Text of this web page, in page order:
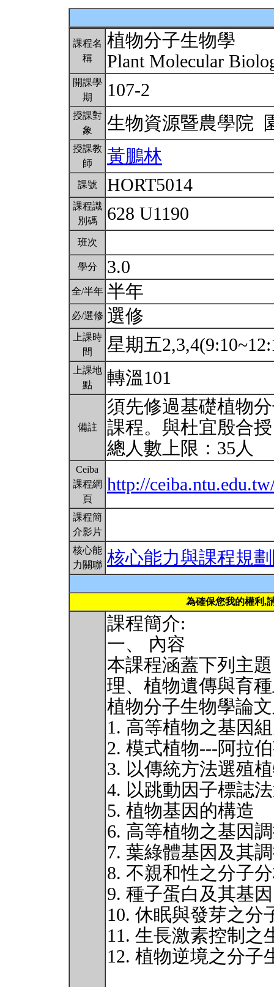
課程名
稱
植物分子生物學
Plant Molecular
開課學
期
107-2
授課對
象
生物資源暨農學院
授課教
師
黃鵬林
課號 HORT5014
課程識
別碼
628 U1190
班次
學分 3.0
全/半年 半年
必/選修 選修
上課時
間
星期五
上課地
點
轉溫101
備註
須先修過基礎植物
課程。與杜宜殷合授
總人數上限：35人
Ceiba
課程網
頁
http://
課程簡
介影片
核心能
力關聯 核心能力與課程規
為確保您我的權利,
課程簡介:
一、 內容
本課程涵蓋下列主
理、植物遺傳與育
植物分子生物學論
1. 高等植物之基因
2. 模式植物---阿拉
3. 以傳統方法選殖
4. 以跳動因子標誌
5. 植物基因的構造
6. 高等植物之基因
7. 葉綠體基因及其
8. 不親和性之分子
9. 種子蛋白及其基因
10. 休眠與發芽之分
11. 生長激素控制之
12. 植物逆境之分子